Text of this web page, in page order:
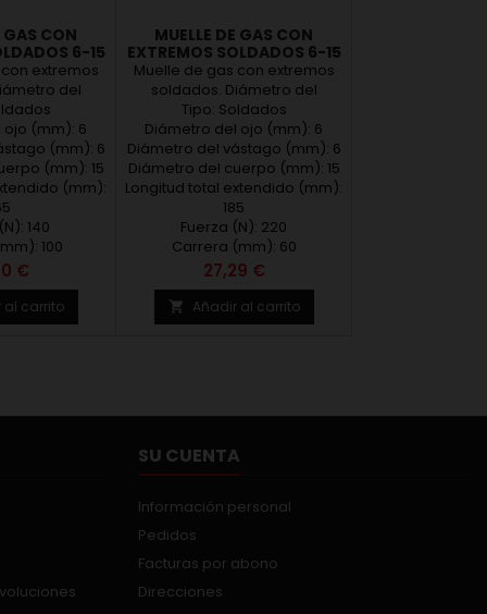
GAS CON
6-15
- 140N)
extremos
del
del tubo
100mm.
Carga de
(mm): 6
(mm): 6
(mm): 15
(mm):
140
100
€
al carrito
MUELLE DE GAS CON
EXTREMOS SOLDADOS 6-15
(L185 - C60 - 220N)
Muelle de gas con extremos
soldados. Diámetro del
vastago Ø6. Diámetro del tubo
Ø15. Carrera de 60mm.
Longitud de 185mm. Carga de
220N
Tipo: Soldados
Diámetro del ojo (mm): 6
Diámetro del vástago (mm): 6
Diámetro del cuerpo (mm): 15
Longitud total extendido (mm):
185
Fuerza (N): 220
Carrera (mm): 60
Precio
27,29 €
 Añadir al carrito
SU CUENTA
Información personal
Pedidos
Facturas por abono
Direcciones